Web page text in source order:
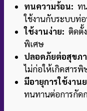
ทนความร้อน: ท
ใช้งานกับระบบท่
ใช้งานง่าย: ติดตั้
พิเศษ
ปลอดภัยต่อสุขภ
ไม่ก่อให้เกิดสารพิ
มีอายุการใช้งาน
ทนทานต่อการกัด